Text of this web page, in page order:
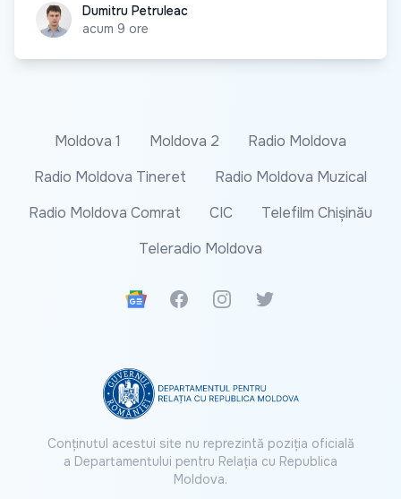
Dumitru Petruleac
Dumitru Petruleac
acum 9 ore
Moldova 1 Moldova 2
Radio Moldova
Radio Moldova Tineret
Radio Moldova Muzical
Radio Moldova Comrat
CIC
Telefilm Chișinău
Teleradio Moldova
Google News
FacebookInstagramTwitter
Conținutul acestui site nu reprezintă poziția oficială
a Departamentului pentru Relația cu Republica
Moldova.